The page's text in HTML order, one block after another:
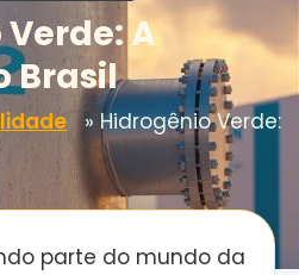
A
Brasil
» Hidrogênio Verde:
parte do mundo da